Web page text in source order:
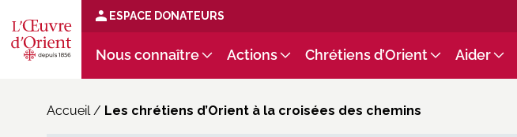
ESPACE DONATEURS
Nous connaître Actions Chrétiens d’Orient Aider
Accueil/ Les chrétiens d’Orient à la croisées des chemins